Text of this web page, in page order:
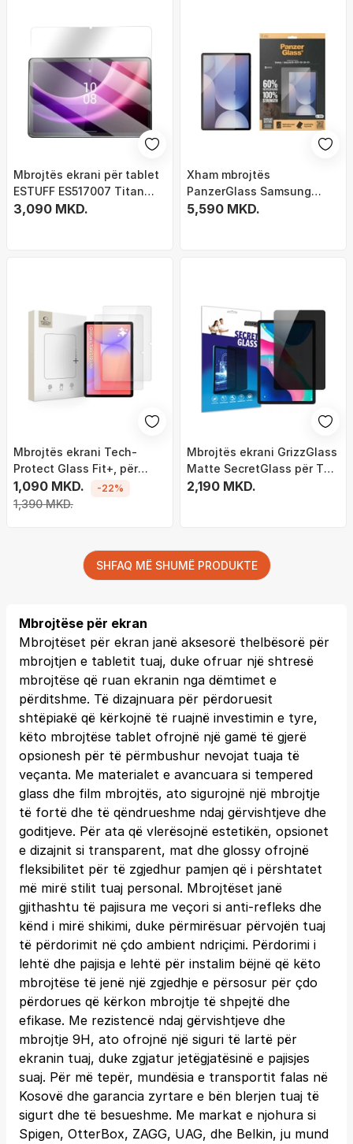
Mbrojtës ekrani për tablet
ESTUFF ES517007 Titan
Shield, xham i temperuar,
3,090 MKD.
Xham mbrojtës
PanzerGlass Samsung
Galaxy Tab S7 Plus S8 Plus
5,590 MKD.
Mbrojtës ekrani Tech-
Protect Glass Fit+, për
Samsung Galaxy Tab S10
Lite 10.9 X400 X406B, set 2
1,090 MKD.
1,390 MKD.
-22%
Mbrojtës ekrani GrizzGlass
Matte SecretGlass për TCL
NxtPaper 12 Pro, efekt
2,190 MKD.
SHFAQ MË SHUMË PRODUKTE
Mbrojtëse për ekran
Mbrojtëset për ekran janë aksesorë thelbësorë për
mbrojtjen e tabletit tuaj, duke ofruar një shtresë
mbrojtëse që ruan ekranin nga dëmtimet e
përditshme. Të dizajnuara për përdoruesit
shtëpiakë që kërkojnë të ruajnë investimin e tyre,
këto mbrojtëse tablet ofrojnë një gamë të gjerë
opsionesh për të përmbushur nevojat tuaja të
veçanta. Me materialet e avancuara si tempered
glass dhe film mbrojtës, ato sigurojnë një mbrojtje
të fortë dhe të qëndrueshme ndaj gërvishtjeve dhe
goditjeve. Për ata që vlerësojnë estetikën, opsionet
e dizajnit si transparent, mat dhe glossy ofrojnë
fleksibilitet për të zgjedhur pamjen që i përshtatet
më mirë stilit tuaj personal. Mbrojtëset janë
gjithashtu të pajisura me veçori si anti-refleks dhe
kënd i mirë shikimi, duke përmirësuar përvojën tuaj
të përdorimit në çdo ambient ndriçimi. Përdorimi i
lehtë dhe pajisja e lehtë për instalim bëjnë që këto
mbrojtëse të jenë një zgjedhje e përsosur për çdo
përdorues që kërkon mbrojtje të shpejtë dhe
efikase. Me rezistencë ndaj gërvishtjeve dhe
mbrojtje 9H, ato ofrojnë një siguri të lartë për
ekranin tuaj, duke zgjatur jetëgjatësinë e pajisjes
suaj. Për më tepër, mundësia e transportit falas në
Kosovë dhe garancia zyrtare e bën blerjen tuaj të
sigurt dhe të besueshme. Me markat e njohura si
Spigen, OtterBox, ZAGG, UAG, dhe Belkin, ju mund